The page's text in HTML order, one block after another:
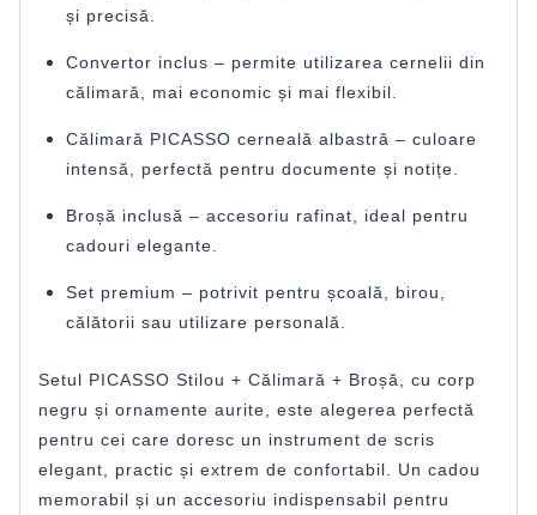
și precisă.
Convertor inclus – permite utilizarea cernelii din
călimară, mai economic și mai flexibil.
Călimară PICASSO cerneală albastră – culoare
intensă, perfectă pentru documente și notițe.
Broșă inclusă – accesoriu rafinat, ideal pentru
cadouri elegante.
Set premium – potrivit pentru școală, birou,
călătorii sau utilizare personală.
Setul PICASSO Stilou + Călimară + Broșă, cu corp
negru și ornamente aurite, este alegerea perfectă
pentru cei care doresc un instrument de scris
elegant, practic și extrem de confortabil. Un cadou
memorabil și un accesoriu indispensabil pentru